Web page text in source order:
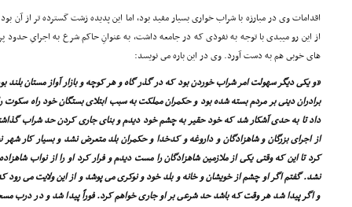
اقدامات وى در مبارزه با شراب خوارى بسیار مفید بود، اما این پدیده زشت گسترده تر از آن
از این رو میبدى با توجه به نفوذى که در جامعه داشت، به عنوانِ حاکم شرع به اجراىِ حدود
هاى خوبى هم به دست آورد. وى در این باره مى نویسد:
«و یکى دیگر سهولت امر شراب خوردن بود که در گذر گاه و هر کوچه و بازار آواز مستان
برادران دینى بر مردم بسته شده بود و حکمران مملکت به سبب ابتلاى بستگان خود راه
داد تا به حدى آشکار شد که خود حقیر به چشم خود دیدم و بناى جارى کردن حد شراب
از اجراى بزرگان و شاهزادگان و داروغه و کدخدا و حکمران بلد متعرض نشد و بسیار کار
کرد تا این که وقتى یکى از ملازمین شاهزادگان را مست دیدم و فرار کرد او را از نواب
نشد. گفتم اگر او چشم از خویشان و خانه و بلد خود و نوکرى مى پوشد و از این ولایت مى رود
و اگر پیدا شد هر وقت که باشد حد شرعى بر او جارى خواهم کرد. فوراً پیدا شد و در درب